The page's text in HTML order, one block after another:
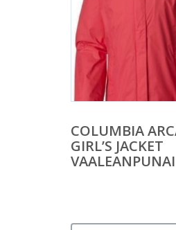
COLUMBIA
GIRL’S JACKET